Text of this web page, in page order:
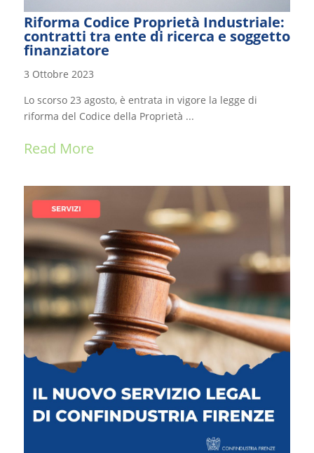
Riforma Codice Proprietà Industriale:
contratti tra ente di ricerca e soggetto
finanziatore
3 Ottobre 2023
Lo scorso 23 agosto, è entrata in vigore la legge di
riforma del Codice della Proprietà ...
Read More